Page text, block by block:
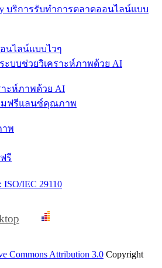
นไลน์แบบไวๆ
ะห์ภาพด้วย AI
พ
Commons Attribution 3.0 Copyright